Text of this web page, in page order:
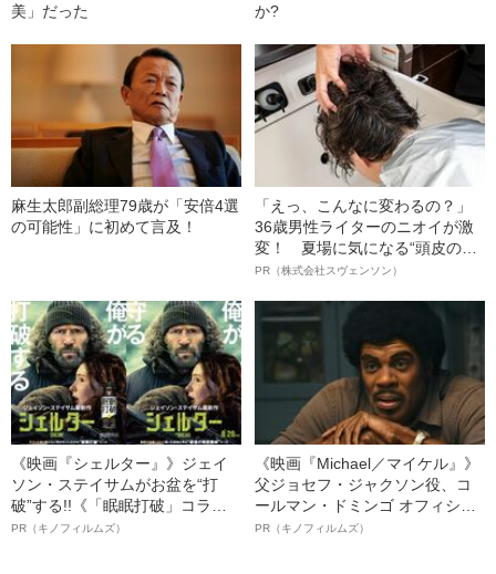
美」だった
か?
麻生太郎副総理79歳が「安倍4選
の可能性」に初めて言及！
「えっ、こんなに変わるの？」
36歳男性ライターのニオイが激
変！ 夏場に気になる“頭皮のニ
オイ”や“ベタつき”を解消す
ト”が生み出した徹底ケアとは
PR（株式会社スヴェンソン）
《映画『シェルター』》ジェイ
ソン・ステイサムがお盆を“打
破”する!!《「眠眠打破」コラ
ボ》
PR（キノフィルムズ）
《映画『Michael／マイケル』》
父ジョセフ・ジャクソン役、コ
ールマン・ドミンゴ オフィシャ
ルインタビュー“観客を魅了した
PR（キノフィルムズ）